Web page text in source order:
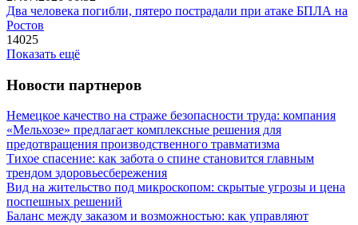
Два человека погибли, пятеро пострадали при атаке БПЛА на
Ростов
14025
Показать ещё
Новости партнеров
Немецкое качество на страже безопасности труда: компания
«Мельхозе» предлагает комплексные решения для
предотвращения производственного травматизма
Тихое спасение: как забота о спине становится главным
трендом здоровьесбережения
Вид на жительство под микроскопом: скрытые угрозы и цена
поспешных решений
Баланс между заказом и возможностью: как управляют